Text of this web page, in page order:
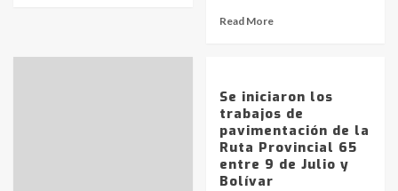
Read More
Se iniciaron los
trabajos de
pavimentación de la
Ruta Provincial 65
entre 9 de Julio y
Bolívar